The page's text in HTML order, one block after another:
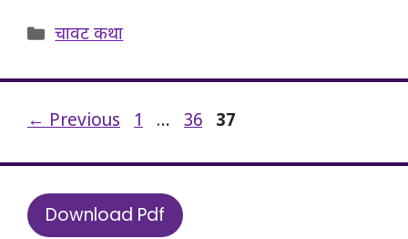
Categories
चावट कथा
←Previous Page
1 … Page
36 Page
37
Download Pdf